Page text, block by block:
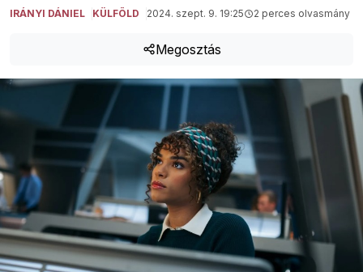
IRÁNYI DÁNIEL KÜLFÖLD 2024. szept. 9. 19:25 2 perces olvasmány
Megosztás